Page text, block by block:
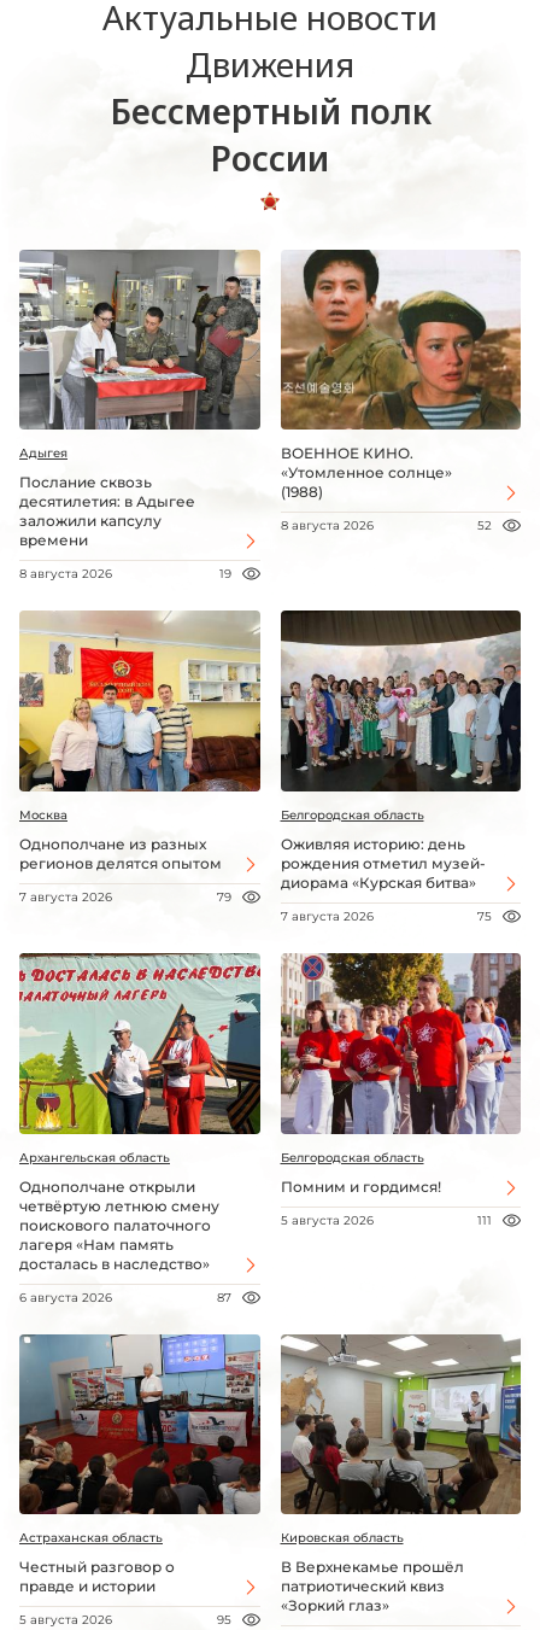
Актуальные новости
Движения
Бессмертный полк
России
Адыгея
Послание сквозь
десятилетия: в Адыгее
заложили капсулу
времени
8 августа 2026 19
ВОЕННОЕ КИНО.
«Утомленное солнце»
(1988)
8 августа 2026 52
Москва
Однополчане из разных
регионов делятся опытом
7 августа 2026 79
Белгородская область
Оживляя историю: день
рождения отметил музей-
диорама «Курская битва»
7 августа 2026 75
Архангельская область
Однополчане открыли
четвёртую летнюю смену
поискового палаточного
лагеря «Нам память
досталась в наследство»
6 августа 2026 87
Белгородская область
Помним и гордимся!
5 августа 2026 111
Астраханская область
Честный разговор о
правде и истории
5 августа 2026 95
Кировская область
В Верхнекамье прошёл
патриотический квиз
«Зоркий глаз»